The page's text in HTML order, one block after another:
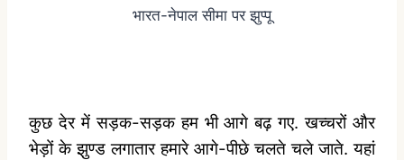
भारत-नेपाल सीमा पर झुप्पू
कुछ देर में सड़क-सड़क हम भी आगे बढ़ गए. खच्चरों और
भेड़ों के झुण्ड लगातार हमारे आगे-पीछे चलते चले जाते. यहां